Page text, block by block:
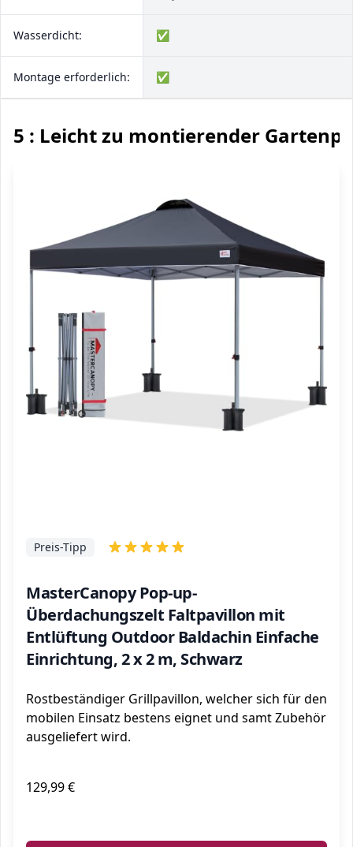
Wasserdicht: ✅
Montage erforderlich: ✅
5 : Leicht zu montierender
MasterCanopy Pop-up-
Überdachungszelt Faltpavillon mit
Entlüftung Outdoor Baldachin Einfache
Einrichtung, 2 x 2 m, Schwarz
Preis-Tipp
Rostbeständiger Grillpavillon, welcher sich für den
mobilen Einsatz bestens eignet und samt Zubehör
ausgeliefert wird.
129,99 €